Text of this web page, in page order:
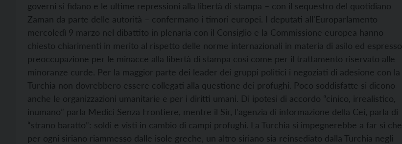
governi si fidano e le ultime repressioni alla libertà di stampa – con il sequestro del quotidiano
Zaman da parte delle autorità – confermano i timori europei. I deputati all'Europarlamento
mercoledì 9 marzo nel dibattito in plenaria con il Consiglio e la Commissione europea hanno
chiesto chiarimenti in merito al rispetto delle norme internazionali in materia di asilo ed espresso
preoccupazione per le minacce alla libertà di stampa così come per il trattamento riservato alle
minoranze curde. Per la maggior parte dei leader dei gruppi politici i negoziati di adesione con la
Turchia non dovrebbero essere collegati alla questione dei profughi. Poco soddisfatte si dicono
anche le organizzazioni umanitarie e per i diritti umani. Di ipotesi di accordo “cinico, irrealistico,
inumano” parla Medici Senza Frontiere, mentre il Sir, l'agenzia di informazione della Cei, parla di
“strano baratto”: soldi e visti in cambio di campi profughi. La Turchia si impegnerebbe a far sì che,
per ogni siriano riammesso dalle isole greche, un altro siriano sia reinsediato dalla Turchia negli